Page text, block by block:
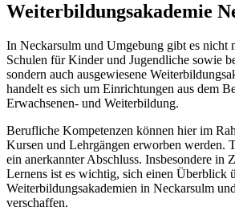
Weiterbildungsakademie
In Neckarsulm und Umgebung gibt es nicht
Schulen für Kinder und Jugendliche sowie
sondern auch ausgewiesene
handelt es sich um Einrichtungen aus dem
Erwachsenen- und Weiterbildung.
Berufliche Kompetenzen können hier im
Kursen und Lehrgängen erworben werden.
ein anerkannter Abschluss. Insbesondere in
Lernens ist es wichtig, sich einen Überblick
Weiterbildungsakademien in Neckarsulm
verschaffen.